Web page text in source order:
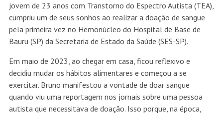
jovem de 23 anos com Transtorno do Espectro Autista (TEA),
cumpriu um de seus sonhos ao realizar a doação de sangue
pela primeira vez no Hemonúcleo do Hospital de Base de
Bauru (SP) da Secretaria de Estado da Saúde (SES-SP).
Em maio de 2023, ao chegar em casa, ficou reflexivo e
decidiu mudar os hábitos alimentares e começou a se
exercitar. Bruno manifestou a vontade de doar sangue
quando viu uma reportagem nos jornais sobre uma pessoa
autista que necessitava de doação. Isso porque, na época,